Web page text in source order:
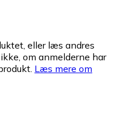
eller læs andres
om anmelderne har
Læs mere om